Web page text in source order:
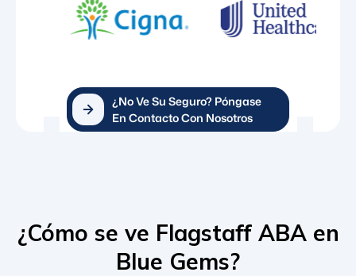
¿No Ve Su Seguro? Póngase
En Contacto Con Nosotros
¿Cómo se ve Flagstaff ABA en
Blue Gems?